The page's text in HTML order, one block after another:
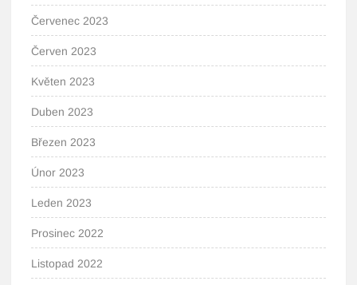
Červenec 2023
Červen 2023
Květen 2023
Duben 2023
Březen 2023
Únor 2023
Leden 2023
Prosinec 2022
Listopad 2022